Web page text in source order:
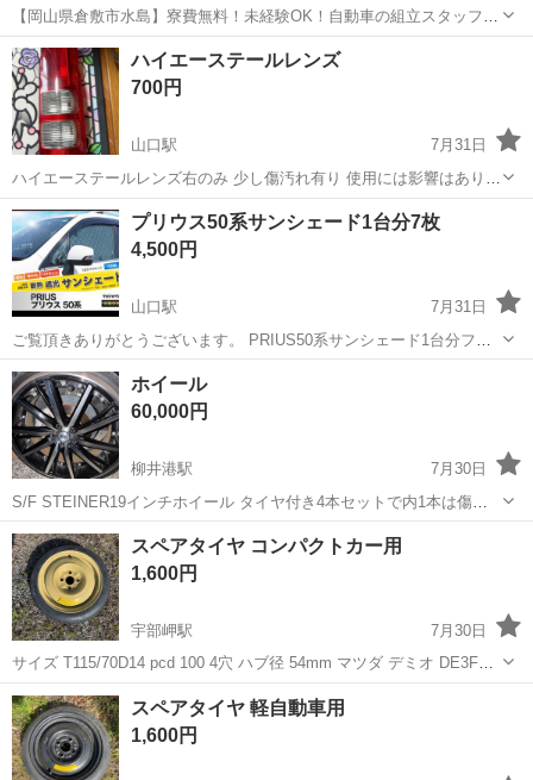
【岡山県倉敷市水島】寮費無料！未経験OK！自動車の組立スタッフ
《お仕事No.NS0089》 お仕事について 車の組立作業です。専用レール
に乗って流れてくる車の骨組みに、車内外の各部品・ハンドル・足回
り・ドア・シートなどの各...
岡山 倉敷市 水島駅
ハイエーステールレンズ
700円
山口駅
7月31日
ハイエーステールレンズ右のみ 少し傷汚れ有り 使用には影響はありま
せん。
山口 山口市 山口駅 外装、車外用品
プリウス50系サンシェード1台分7枚
4,500円
山口駅
7月31日
ご覧頂きありがとうございます。 PRIUS50系サンシェード1台分フル7
枚組 しっかりとした生地で完璧な目隠しができます。 車中泊に便利で
す。 2回ほどの使用で、美品です。 専用バッグ入りで場所を取りませ
ん。 宜しくお願い致...
山口 山口市 山口駅
ホイール
60,000円
柳井港駅
7月30日
S/F STEINER19インチホイール タイヤ付き4本セットで内1本は傷あ
りです インチダウンの為、売却することにしました
山口 柳井市 柳井港駅 車のパーツ ホイール
スペアタイヤ コンパクトカー用
1,600円
宇部岬駅
7月30日
サイズ T115/70D14 pcd 100 4穴 ハブ径 54mm マツダ デミオ DE3FS
から降ろした物になります。 パンク修理キットからの載せ替えにいか
がでしょうか
山口 宇部市 宇部岬駅 タイヤ、ホイール
スペアタイヤ 軽自動車用
1,600円